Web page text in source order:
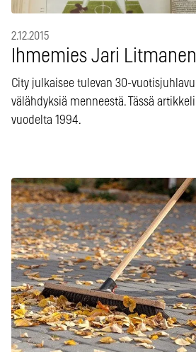
2.12.2015
Ihmemies Jari Litmanen
City julkaisee tulevan 30-
välähdyksiä menneestä. Tässä
vuodelta 1994.